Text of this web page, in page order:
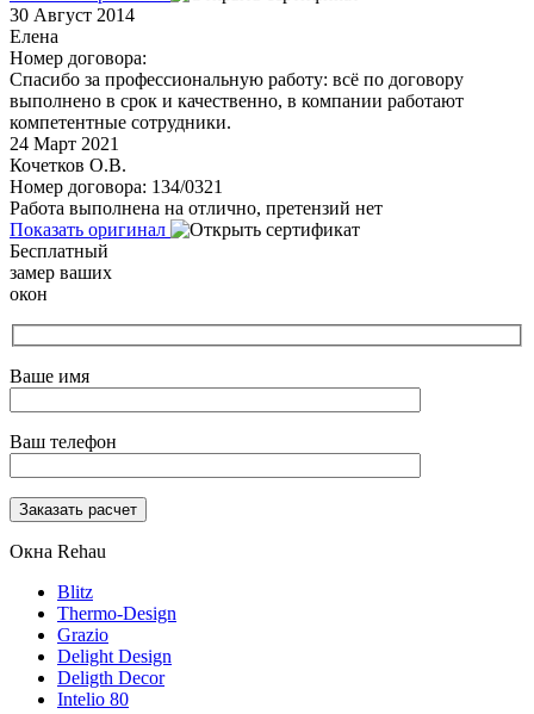
30 Август 2014
Елена
Номер договора:
Спасибо за профессиональную работу: всё по договору
выполнено в срок и качественно, в компании работают
компетентные сотрудники.
24 Март 2021
Кочетков О.В.
Номер договора: 134/0321
Работа выполнена на отлично, претензий нет
Показать оригинал
Бесплатный
замер ваших
окон
Ваше имя
Ваш телефон
Окна Rehau
Blitz
Thermo-Design
Grazio
Delight Design
Deligth Decor
Intelio 80